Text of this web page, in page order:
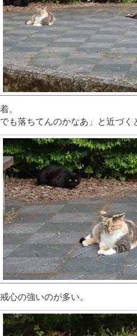
。
も落ちてんのかなあ」と近づく
心の強いのが多い。